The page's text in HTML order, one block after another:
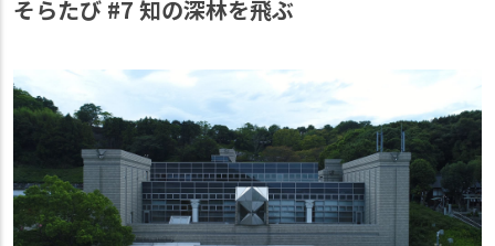
そらたび #7 知の深林を飛ぶ